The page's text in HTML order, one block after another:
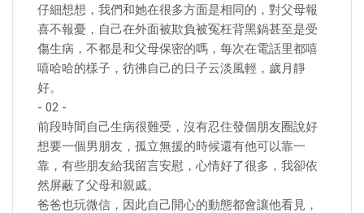
仔細想想，我們和她在很多方面是相同的，對父母報
喜不報憂，自己在外面被欺負被冤枉背黑鍋甚至是受
傷生病，不都是和父母保密的嗎，每次在電話里都嘻
嘻哈哈的樣子，彷彿自己的日子云淡風輕，歲月靜
好。
- 02 -
前段時間自己生病很難受，沒有忍住發個朋友圈說好
想要一個男朋友，孤立無援的時候還有他可以靠一
靠，有些朋友給我留言安慰，心情好了很多，我卻依
然屏蔽了父母和親戚。
爸爸也玩微信，因此自己開心的動態都會讓他看見，